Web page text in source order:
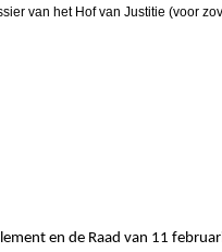
van het Hof van Justitie (voor
en de Raad van 11